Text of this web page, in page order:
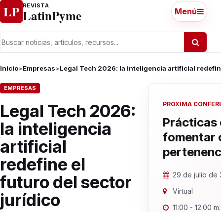
Ir al contenido
LP REVISTA
LatinPyme Menú
Inicio>Empresas>Legal Tech 2026: la inteligencia artificial
EMPRESAS
Legal Tech 2026:
la inteligencia
artificial
redefine el
futuro del sector
jurídico
PROXIMA
Prácticas
fomentar
29 de julio de
Virtual
11:00 - 12:00 m.